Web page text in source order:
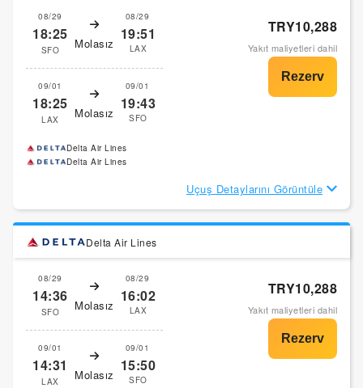
08/29
18:25
SFO Molasız
08/29
19:51
LAX
09/01
18:25
LAX Molasız
09/01
19:43
SFO
TRY10,288
Yakıt maliyetleri dahil
Delta Air Lines
Delta Air Lines
Uçuş Detaylarını Görüntüle
Delta Air Lines
08/29
14:36
SFO Molasız
08/29
16:02
LAX
09/01
14:31
LAX Molasız
09/01
15:50
SFO
TRY10,288
Yakıt maliyetleri dahil